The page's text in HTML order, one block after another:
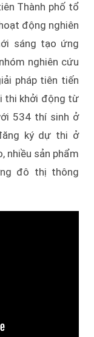
Thành phố tổ
động nghiên
sáng tạo ứng
nghiên cứu
pháp tiên tiến
thi khởi động từ
534 thí sinh ở
ký dự thi ở
nhiều sản phẩm
đô thị thông